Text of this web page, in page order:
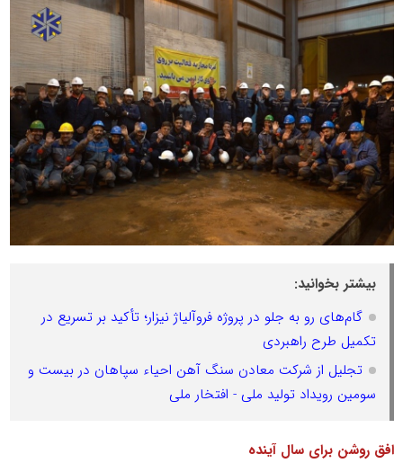
بیشتر بخوانید:
گام‌های رو به جلو در پروژه فروآلیاژ نیزار؛ تأکید بر تسریع در
تکمیل طرح راهبردی
تجلیل از شرکت معادن سنگ آهن احیاء سپاهان در بیست و
سومین رویداد تولید ملی - افتخار ملی
افق روشن برای سال آینده